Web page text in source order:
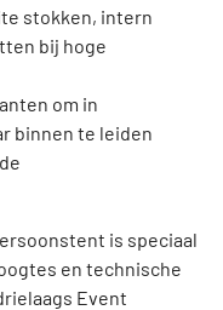
stokken, intern
bij hoge
om in
binnen te leiden
is speciaal
en technische
Event